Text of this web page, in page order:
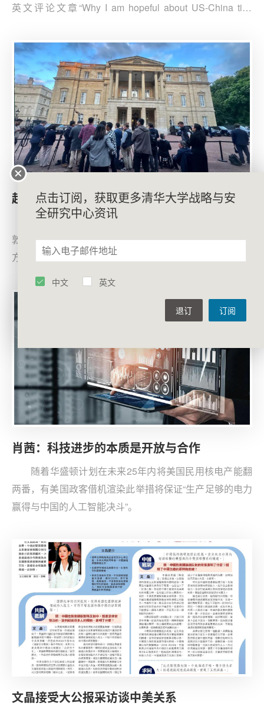
英文评论文章“Why I am hopeful about US-China ties
为何我仍对中美关系抱有希望）
赵明昊：落实中美元首通话重要共识
6月9日至10日，中美经贸磋商机制首次会议在英国伦
敦举行。中美经贸中方牵头人、国务院副总理何立峰与美
方牵头人、美国财政部长贝森特及商务部长卢特尼克、贸
易代表格里尔进行了坦诚、深入的对话，就各自关心的经
贸议题深入交换意见
肖茜：科技进步的本质是开放与合作
随着华盛顿计划在未来25年内将美国民用核电产能翻
两番，有美国政客借机渲染此举措将保证“生产足够的电力
赢得与中国的人工智能决斗”。
文晶接受大公报采访谈中美关系
点击订阅，获取更多清华大学战略与安
全研究中心资讯
中文 英文
订阅
退订